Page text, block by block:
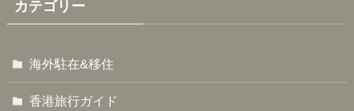
カテゴリー
海外駐在&移住
香港旅行ガイド